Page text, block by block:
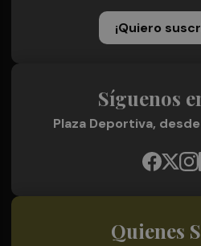
¡Quiero
Síguenos
Plaza Deportiva,
Quienes